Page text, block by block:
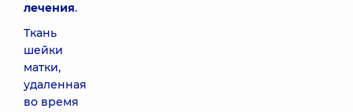
лечения.
Ткань
шейки
матки,
удаленная
во время